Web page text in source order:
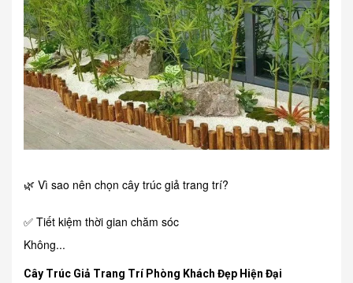
🌿 Vì sao nên chọn cây trúc giả trang trí?
✅ Tiết kiệm thời gian chăm sóc
Không...
Cây Trúc Giả Trang Trí Phòng Khách Đẹp Hiện Đại